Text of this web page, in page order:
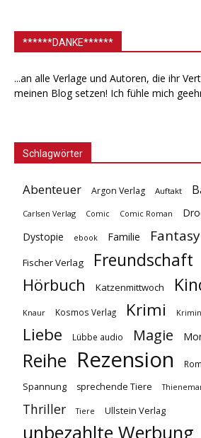
******DANKE******
...an alle Verlage und Autoren, die ihr
meinen Blog setzen! Ich fühle mich
Schlagwörter
Abenteuer Argon Verlag Auftakt
Carlsen Verlag Comic Comic Roman
Dystopie ebook Familie Fantasy
Fischer Verlag Freundschaft
Hörbuch Katzenmittwoch
Knaur Kosmos Verlag Krimi
Liebe Lübbe audio Magie
Reihe Rezension
Spannung sprechende Tiere
Thriller Tiere Ullstein Verlag
unbezahlte Werbung